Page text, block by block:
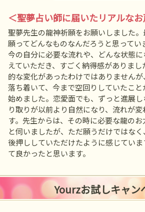
＜聖夢占い師に届いたリアルな
聖夢先生の龍神祈願をお願いしました
願ってどんなものなんだろうと思ってい
今の自分に必要な流れや、どんな状態
えていただき、すごく納得感がありま
的な変化があったわけではありません
落ち着いて、今まで空回りしていたこ
始めました。恋愛面でも、ずっと進展
り取りが以前より自然になり、流れが
す。先生からは、その時に必要な龍の
と伺いましたが、ただ願うだけではな
後押ししていただけたように感じてい
て良かったと思います。
Yourzお試しキャン